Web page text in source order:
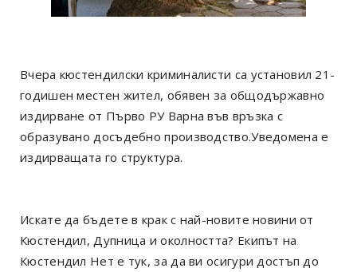
Вчера кюстендилски криминалисти са установил 21-
годишен местен жител, обявен за общодържавно
издирване от Първо РУ Варна във връзка с
образувано досъдебно производство.Уведомена е
издирващата го структура.
Искате да бъдете в крак с най-новите новини от
Кюстендил, Дупница и околността? Екипът на
Кюстендил Нет е тук, за да ви осигури достъп до